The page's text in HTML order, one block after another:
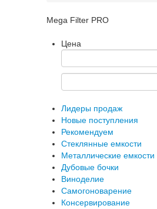
Mega Filter PRO
Цена
Лидеры продаж
Новые поступления
Рекомендуем
Стеклянные емкости
Металлические емкости
Дубовые бочки
Виноделие
Самогоноварение
Консервирование